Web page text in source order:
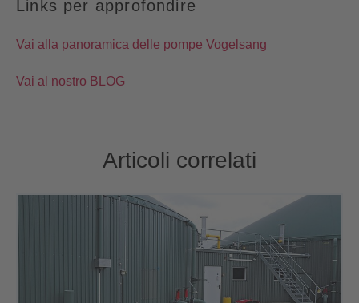
Links per approfondire
Vai alla panoramica delle pompe Vogelsang
Vai al nostro BLOG
Articoli correlati